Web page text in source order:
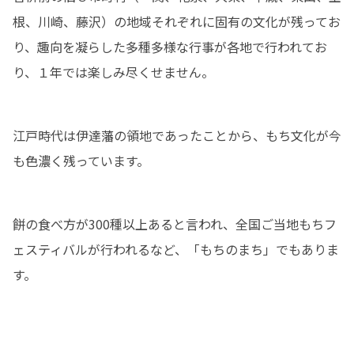
根、川崎、藤沢）の地域それぞれに固有の文化が残ってお
り、趣向を凝らした多種多様な行事が各地で行われてお
り、１年では楽しみ尽くせません。
江戸時代は伊達藩の領地であったことから、もち文化が今
も色濃く残っています。
餅の食べ方が300種以上あると言われ、全国ご当地もちフ
ェスティバルが行われるなど、「もちのまち」でもありま
す。